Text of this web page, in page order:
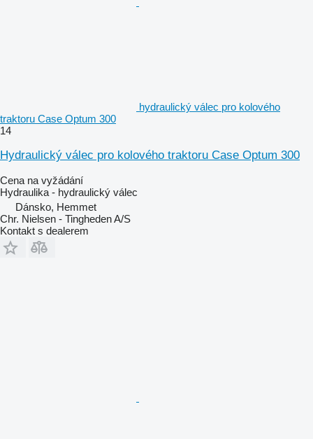
hydraulický válec pro kolového
traktoru Case Optum 300
14
Hydraulický válec pro kolového traktoru Case Optum 300
Cena na vyžádání
Hydraulika - hydraulický válec
Dánsko, Hemmet
Chr. Nielsen - Tingheden A/S
Kontakt s dealerem